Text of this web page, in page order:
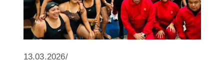
13.03.2026/